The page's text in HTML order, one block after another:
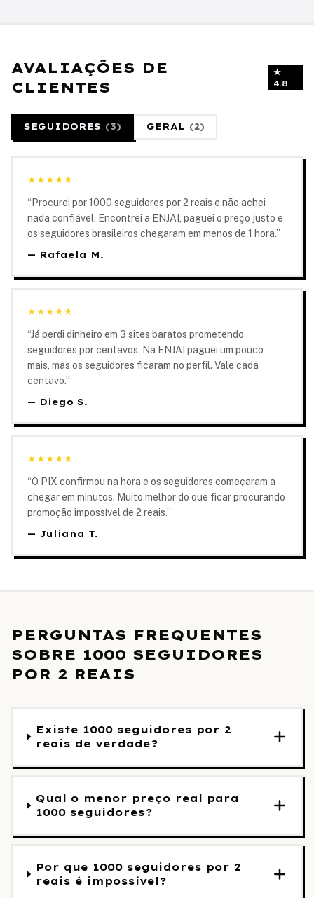
AVALIAÇÕES DE
CLIENTES
★
4.8
SEGUIDORES (3) GERAL (2)
★★★★★
“ Procurei por 1000 seguidores por 2 reais e não achei
nada confiável. Encontrei a ENJAI, paguei o preço justo e
os seguidores brasileiros chegaram em menos de 1 hora.”
— Rafaela M.
★★★★★
“Já perdi dinheiro em 3 sites baratos prometendo
seguidores por centavos. Na ENJAI paguei um pouco
mais, mas os seguidores ficaram no perfil. Vale cada
centavo.”
— Diego S.
★★★★★
“O PIX confirmou na hora e os seguidores começaram a
chegar em minutos. Muito melhor do que ficar procurando
promoção impossível de 2 reais.”
— Juliana T.
PERGUNTAS FREQUENTES
SOBRE 1000 SEGUIDORES
POR 2 REAIS
Existe 1000 seguidores por 2
reais de verdade?
Qual o menor preço real para
1000 seguidores?
Por que 1000 seguidores por 2
reais é impossível?